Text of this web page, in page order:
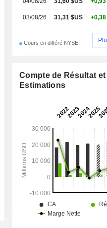
03/08/26 31,31 $US +0,38
Cours en différé NYSE
Compte de Résultat et
Estimations